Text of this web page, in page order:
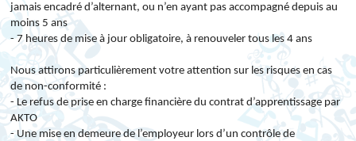
jamais encadré d’alternant, ou n’en ayant pas accompagné depuis au
moins 5 ans
- 7 heures de mise à jour obligatoire, à renouveler tous les 4 ans
Nous attirons particulièrement votre attention sur les risques en cas
de non-conformité :
- Le refus de prise en charge financière du contrat d’apprentissage par
AKTO
- Une mise en demeure de l’employeur lors d’un contrôle de